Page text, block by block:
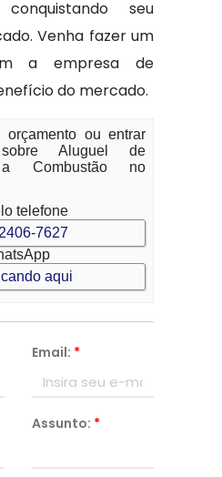
seu
Venha fazer um
a empresa de
do mercado.
ou entrar
Aluguel de
a Combustão no
telefone
7627
aqui
Email: *
Assunto: *